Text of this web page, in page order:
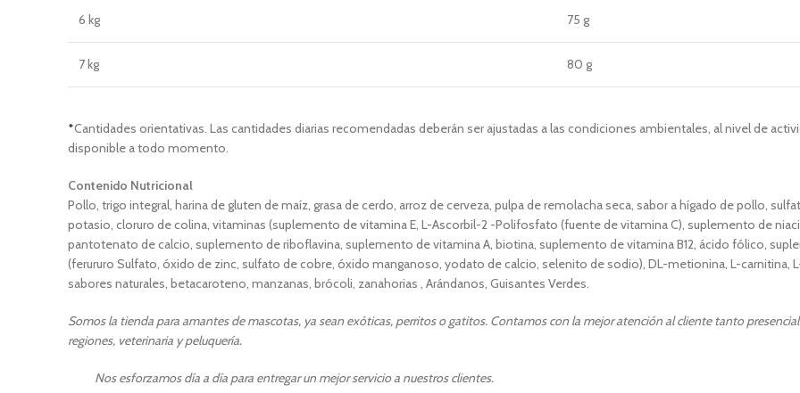
6 kg 75 g
7 kg 80 g
*Cantidades orientativas. Las cantidades diarias recomendadas deberán ser ajustadas a las condiciones ambientales, al nivel de
disponible a todo momento.
Contenido Nutricional
Pollo, trigo integral, harina de gluten de maíz, grasa de cerdo, arroz de cerveza, pulpa de remolacha seca, sabor a hígado de pollo,
potasio, cloruro de colina, vitaminas (suplemento de vitamina E, L-Ascorbil-2 -Polifosfato (fuente de vitamina C), suplemento de
pantotenato de calcio, suplemento de riboflavina, suplemento de vitamina A, biotina, suplemento de vitamina B12, ácido fólico,
(ferururo Sulfato, óxido de zinc, sulfato de cobre, óxido manganoso, yodato de calcio, selenito de sodio), DL-metionina, L-carnitina,
sabores naturales, betacaroteno, manzanas, brócoli, zanahorias , Arándanos, Guisantes Verdes.
Somos la tienda para amantes de mascotas, ya sean exóticas, perritos o gatitos. Contamos con la mejor atención al cliente tanto
regiones, veterinaria y peluquería.
Nos esforzamos día a día para entregar un mejor servicio a nuestros clientes.